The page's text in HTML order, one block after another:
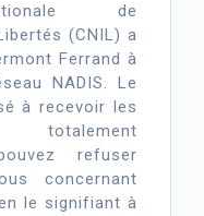
de
(CNIL) a
Ferrand à
NADIS. Le
à recevoir les
refuser
concernant
le signifiant à